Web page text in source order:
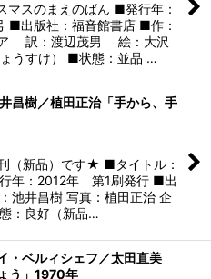
マスのまえのばん ■発行年：
出版社：福音館書店 ■作：
ア 訳：渡辺茂男 絵：大沢
うすけ） ■状態：並品 …
昌樹／植田正治「手から、手
（新品）です★ ■タイトル：
年：2012年 第1刷発行 ■出
池井昌樹 写真：植田正治 企
：良好（新品…
・ベルィシェフ／太田直美
う」1970年